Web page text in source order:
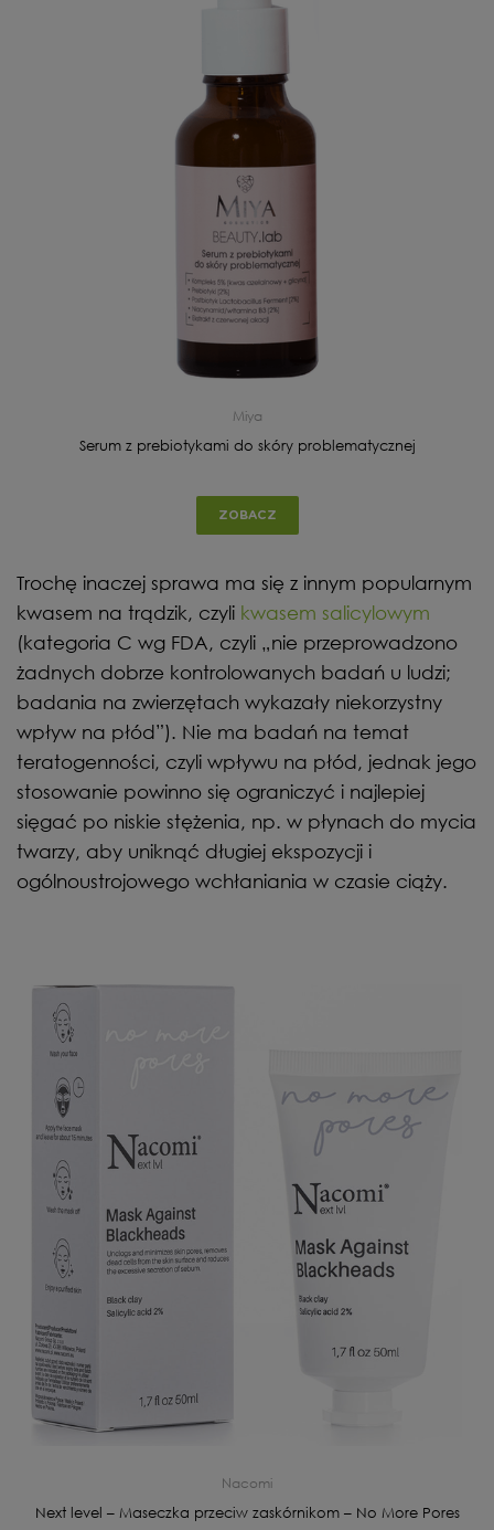
Miya
Serum z prebiotykami do skóry problematycznej
ZOBACZ
Trochę inaczej sprawa ma się z innym popularnym
kwasem na trądzik, czyli kwasem salicylowym
(kategoria C wg FDA, czyli „nie przeprowadzono
żadnych dobrze kontrolowanych badań u ludzi;
badania na zwierzętach wykazały niekorzystny
wpływ na płód”). Nie ma badań na temat
teratogenności, czyli wpływu na płód, jednak jego
stosowanie powinno się ograniczyć i najlepiej
sięgać po niskie stężenia, np. w płynach do mycia
twarzy, aby uniknąć długiej ekspozycji i
ogólnoustrojowego wchłaniania w czasie ciąży.
Nacomi
Next level – Maseczka przeciw zaskórnikom – No More Pores